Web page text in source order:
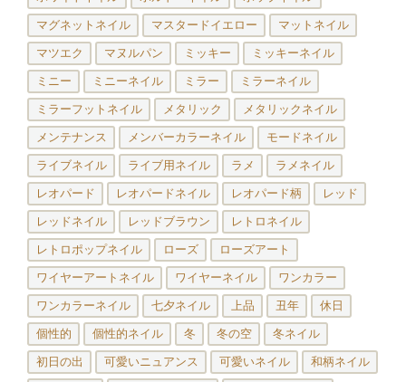
マグネットネイル マスタードイエロー マットネイル
マツエク マヌルパン ミッキー ミッキーネイル
ミニー ミニーネイル ミラー ミラーネイル
ミラーフットネイル メタリック メタリックネイル
メンテナンス メンバーカラーネイル モードネイル
ライブネイル ライブ用ネイル ラメ ラメネイル
レオパード レオパードネイル レオパード柄 レッド
レッドネイル レッドブラウン レトロネイル
レトロポップネイル ローズ ローズアート
ワイヤーアートネイル ワイヤーネイル ワンカラー
ワンカラーネイル 七夕ネイル 上品 丑年 休日
個性的 個性的ネイル 冬 冬の空 冬ネイル
初日の出 可愛いニュアンス 可愛いネイル 和柄ネイル